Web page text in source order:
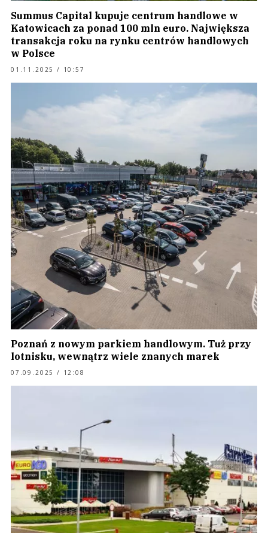
Summus Capital kupuje centrum handlowe w
Katowicach za ponad 100 mln euro. Największa
transakcja roku na rynku centrów handlowych
w Polsce
01.11.2025 / 10:57
Poznań z nowym parkiem handlowym. Tuż przy
lotnisku, wewnątrz wiele znanych marek
07.09.2025 / 12:08